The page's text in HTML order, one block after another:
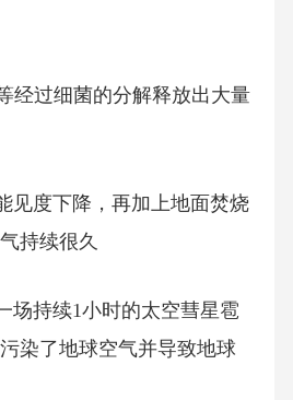
经过细菌的分解释放出大量
见度下降，再加上地面焚烧
持续很久
场持续1小时的太空彗星雹
染了地球空气并导致地球